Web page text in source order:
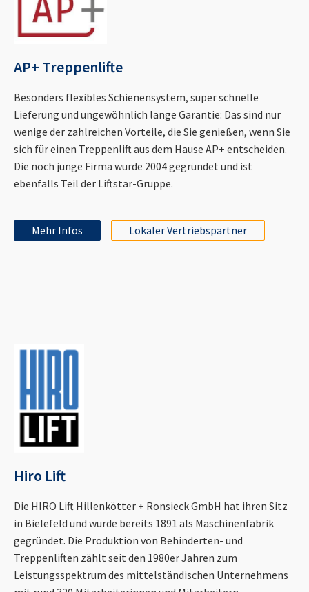
AP+ Treppenlifte
Besonders flexibles Schienensystem, super schnelle
Lieferung und ungewöhnlich lange Garantie: Das sind nur
wenige der zahlreichen Vorteile, die Sie genießen, wenn Sie
sich für einen Treppenlift aus dem Hause AP+ entscheiden.
Die noch junge Firma wurde 2004 gegründet und ist
ebenfalls Teil der Liftstar-Gruppe.
Mehr Infos Lokaler Vertriebspartner
Hiro Lift
Die HIRO Lift Hillenkötter + Ronsieck GmbH hat ihren Sitz
in Bielefeld und wurde bereits 1891 als Maschinenfabrik
gegründet. Die Produktion von Behinderten- und
Treppenliften zählt seit den 1980er Jahren zum
Leistungsspektrum des mittelständischen Unternehmens